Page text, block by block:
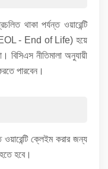
থাকা পর্যন্ত ওয়ারেন্টি
(EOL - End of Life) হয়ে
বিসিএস নীতিমালা অনুযায়ী
পারবেন।
ক্লেইম করার জন্য
হবে।